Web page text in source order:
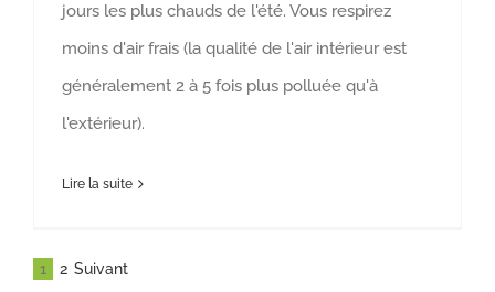
jours les plus chauds de l'été. Vous respirez
moins d'air frais (la qualité de l'air intérieur est
généralement 2 à 5 fois plus polluée qu'à
l'extérieur).
Lire la suite
1 2 Suivant